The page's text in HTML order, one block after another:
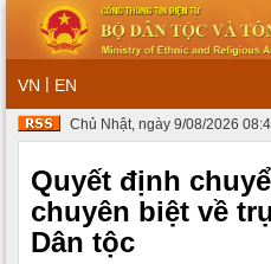
VN | EN
Chủ Nhật, ngày 9/08/2026
Quyết định
chuyên biệt về
Dân tộc